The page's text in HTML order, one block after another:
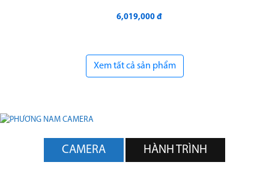
6,019,000 đ
Xem tất cả sản phẩm
CAMERA HÀNH TRÌNH